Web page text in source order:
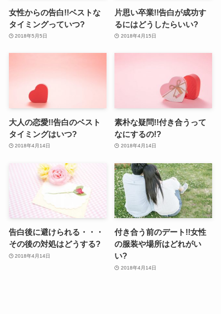
女性からの告白!!ベストな
タイミングっていつ?
2018年5月5日
片思い卒業!!告白が成功す
るにはどうしたらいい?
2018年4月15日
大人の恋愛!!告白のベスト
タイミングはいつ?
2018年4月14日
素朴な疑問!!付き合うって
なにするの!?
2018年4月14日
告白後に避けられる・・・
その後の対処はどうする?
2018年4月14日
付き合う前のデート!!女性
の服装や場所はどれがい
い?
2018年4月14日